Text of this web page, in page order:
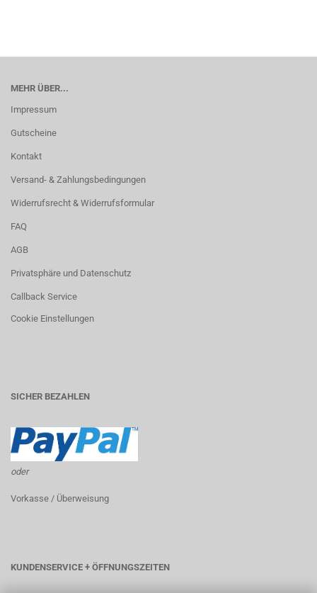
MEHR ÜBER...
Impressum
Gutscheine
Kontakt
Versand- & Zahlungsbedingungen
Widerrufsrecht & Widerrufsformular
FAQ
AGB
Privatsphäre und Datenschutz
Callback Service
Cookie Einstellungen
SICHER BEZAHLEN
oder
Vorkasse / Überweisung
KUNDENSERVICE + ÖFFNUNGSZEITEN